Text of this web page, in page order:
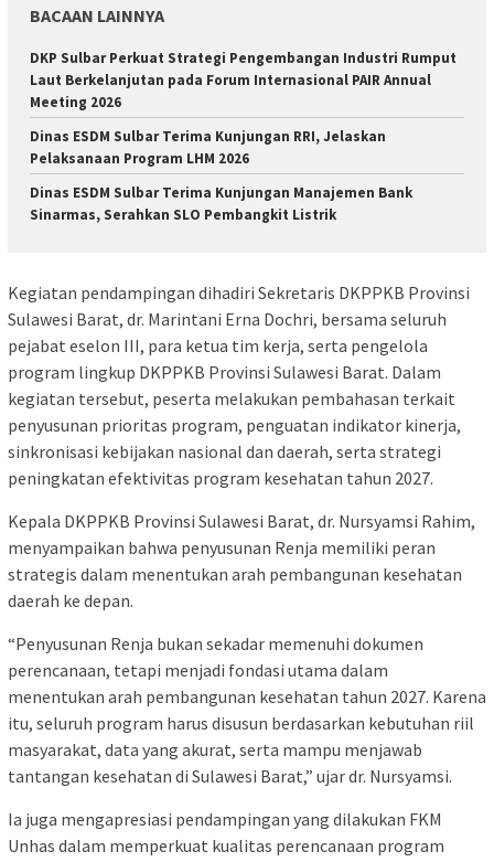
BACAAN LAINNYA
DKP Sulbar Perkuat Strategi Pengembangan Industri Rumput
Laut Berkelanjutan pada Forum Internasional PAIR Annual
Meeting 2026
Dinas ESDM Sulbar Terima Kunjungan RRI, Jelaskan
Pelaksanaan Program LHM 2026
Dinas ESDM Sulbar Terima Kunjungan Manajemen Bank
Sinarmas, Serahkan SLO Pembangkit Listrik
Kegiatan pendampingan dihadiri Sekretaris DKPPKB Provinsi
Sulawesi Barat, dr. Marintani Erna Dochri, bersama seluruh
pejabat eselon III, para ketua tim kerja, serta pengelola
program lingkup DKPPKB Provinsi Sulawesi Barat. Dalam
kegiatan tersebut, peserta melakukan pembahasan terkait
penyusunan prioritas program, penguatan indikator kinerja,
sinkronisasi kebijakan nasional dan daerah, serta strategi
peningkatan efektivitas program kesehatan tahun 2027.
Kepala DKPPKB Provinsi Sulawesi Barat, dr. Nursyamsi Rahim,
menyampaikan bahwa penyusunan Renja memiliki peran
strategis dalam menentukan arah pembangunan kesehatan
daerah ke depan.
“Penyusunan Renja bukan sekadar memenuhi dokumen
perencanaan, tetapi menjadi fondasi utama dalam
menentukan arah pembangunan kesehatan tahun 2027. Karena
itu, seluruh program harus disusun berdasarkan kebutuhan riil
masyarakat, data yang akurat, serta mampu menjawab
tantangan kesehatan di Sulawesi Barat,” ujar dr. Nursyamsi.
Ia juga mengapresiasi pendampingan yang dilakukan FKM
Unhas dalam memperkuat kualitas perencanaan program